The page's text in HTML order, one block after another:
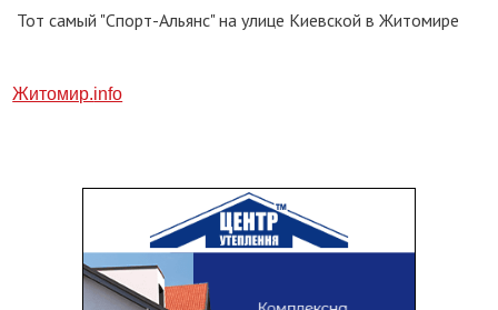
Тот самый "Спорт-Альянс" на улице Киевской в Житомире
Житомир.info